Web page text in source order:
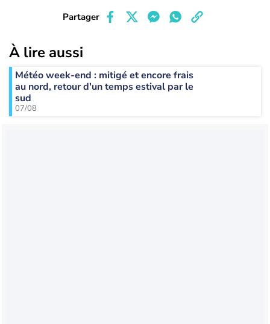
Partager
À lire aussi
Météo week-end : mitigé et encore frais
au nord, retour d'un temps estival par le
sud
07/08